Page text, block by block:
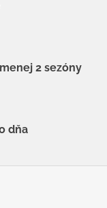
2 sezóny
dňa